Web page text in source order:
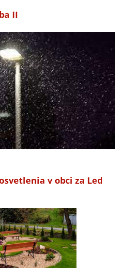
II
v obci za Led